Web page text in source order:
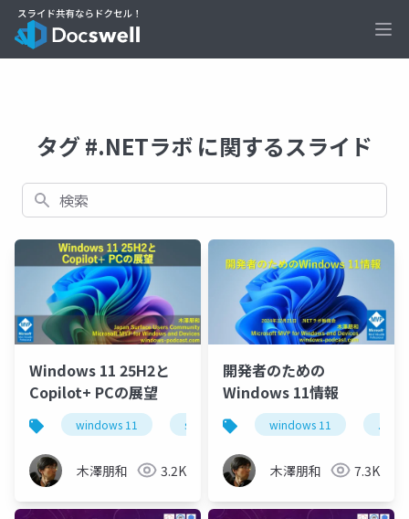
タグ #.NETラボ に関するスライド
検索
Windows 11 25H2と
Copilot+ PCの展望
windows 11 surface .netラボ
木澤朋和 3.2K
開発者のための
Windows 11情報
windows 11 .net
木澤朋和 7.3K